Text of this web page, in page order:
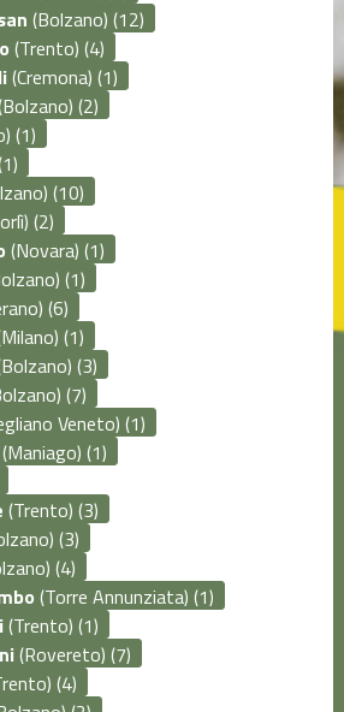
(Bolzano) (12)
(Trento) (4)
(Cremona) (1)
(2)
(1)
(10)
(2)
(Novara) (1)
(1)
(6)
(1)
(3)
(7)
Veneto) (1)
(Maniago) (1)
(Trento) (3)
(3)
(4)
(Torre Annunziata) (1)
(Trento) (1)
(Rovereto) (7)
(4)